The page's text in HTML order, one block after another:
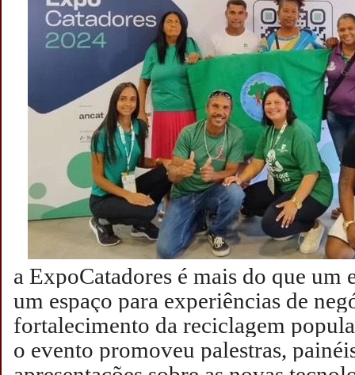
a ExpoCatadores é mais do que um
um espaço para experiências de
fortalecimento da reciclagem
o evento promoveu palestras,